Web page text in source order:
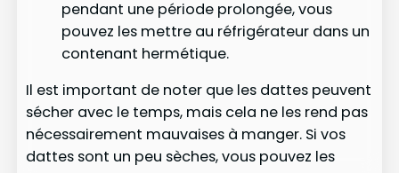
pendant une période prolongée, vous
pouvez les mettre au réfrigérateur dans un
contenant hermétique.
Il est important de noter que les dattes peuvent
sécher avec le temps, mais cela ne les rend pas
nécessairement mauvaises à manger. Si vos
dattes sont un peu sèches, vous pouvez les